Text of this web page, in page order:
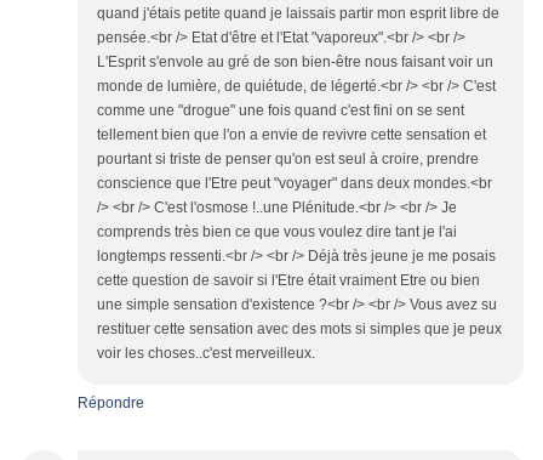
quand j'étais petite quand je laissais partir mon esprit libre de
pensée.<br /> Etat d'être et l'Etat "vaporeux".<br /> <br />
L'Esprit s'envole au gré de son bien-être nous faisant voir un
monde de lumière, de quiétude, de légerté.<br /> <br /> C'est
comme une "drogue" une fois quand c'est fini on se sent
tellement bien que l'on a envie de revivre cette sensation et
pourtant si triste de penser qu'on est seul à croire, prendre
conscience que l'Etre peut "voyager" dans deux mondes.<br
/> <br /> C'est l'osmose !..une Plénitude.<br /> <br /> Je
comprends très bien ce que vous voulez dire tant je l'ai
longtemps ressenti.<br /> <br /> Déjà très jeune je me posais
cette question de savoir si l'Etre était vraiment Etre ou bien
une simple sensation d'existence ?<br /> <br /> Vous avez su
restituer cette sensation avec des mots si simples que je peux
voir les choses..c'est merveilleux.
Répondre